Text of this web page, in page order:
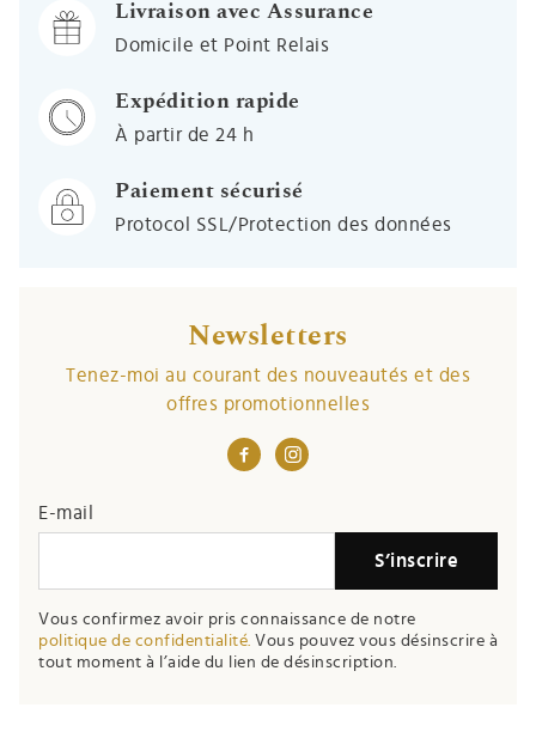
Livraison avec Assurance
Domicile et Point Relais
Expédition rapide
À partir de 24 h
Paiement sécurisé
Protocol SSL/Protection des données
Newsletters
Tenez-moi au courant des nouveautés et des
offres promotionnelles
E-mail
S’inscrire
Vous confirmez avoir pris connaissance de notre
politique de confidentialité. Vous pouvez vous désinscrire à
tout moment à l’aide du lien de désinscription.